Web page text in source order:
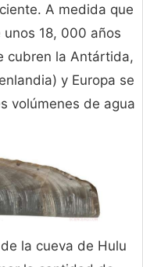
A medida que
18, 000 años
cubren la Antártida,
y Europa se
volúmenes de agua
la cueva de Hulu